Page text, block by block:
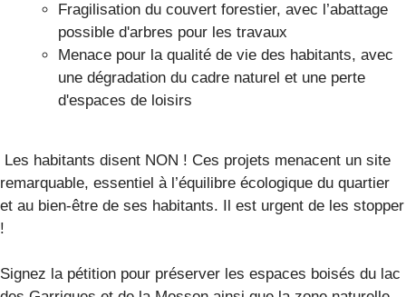
Fragilisation du couvert forestier, avec l’abattage
possible d'arbres pour les travaux
Menace pour la qualité de vie des habitants, avec
une dégradation du cadre naturel et une perte
d'espaces de loisirs
Les habitants disent NON ! Ces projets menacent un site
remarquable, essentiel à l’équilibre écologique du quartier
et au bien-être de ses habitants. Il est urgent de les stopper
!
Signez la pétition pour préserver les espaces boisés du lac